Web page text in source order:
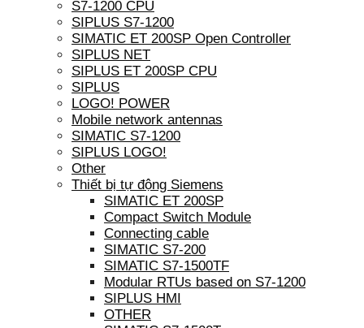
S7-1200 CPU
SIPLUS S7-1200
SIMATIC ET 200SP Open Controller
SIPLUS NET
SIPLUS ET 200SP CPU
SIPLUS
LOGO! POWER
Mobile network antennas
SIMATIC S7-1200
SIPLUS LOGO!
Other
Thiết bị tự động Siemens
SIMATIC ET 200SP
Compact Switch Module
Connecting cable
SIMATIC S7-200
SIMATIC S7-1500TF
Modular RTUs based on S7-1200
SIPLUS HMI
OTHER